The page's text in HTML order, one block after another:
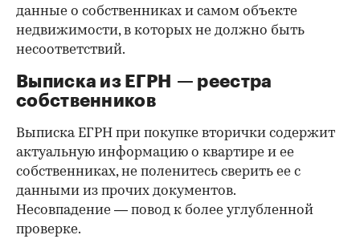
данные о собственниках и самом объекте
недвижимости, в которых не должно быть
несоответствий.
Выписка из ЕГРН — реестра
собственников
Выписка ЕГРН при покупке вторички содержит
актуальную информацию о квартире и ее
собственниках, не поленитесь сверить ее с
данными из прочих документов.
Несовпадение — повод к более углубленной
проверке.